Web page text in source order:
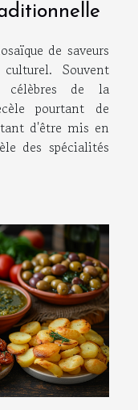
de saveurs
Souvent
célèbres de la
pourtant de
d'être mis en
des spécialités